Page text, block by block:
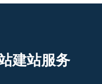
建站服务